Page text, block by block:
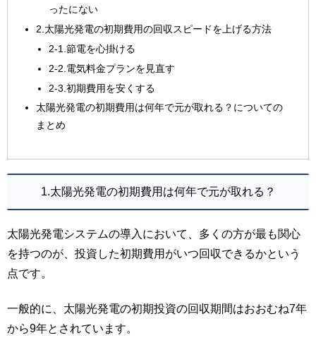
ったにない
2.太陽光発電の初期費用の回収スピードを上げる方法
2-1.節電を心掛ける
2-2.電気料金プランを見直す
2-3.初期費用を安くする
太陽光発電の初期費用は何年で元が取れる？についての
まとめ
1.太陽光発電の初期費用は何年で元が取れる？
太陽光発電システムの導入において、多くの方が最も関心
を持つのが、投資した初期費用がいつ回収できるかという
点です。
一般的に、太陽光発電の初期投資の回収期間はおおむね7年
から9年とされています。